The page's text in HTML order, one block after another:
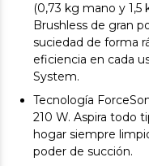
(0,73 kg mano y
Brushless de gran
suciedad de forma
eficiencia en cada
System.
Tecnología
210 W. Aspira todo
hogar siempre
poder de succión.